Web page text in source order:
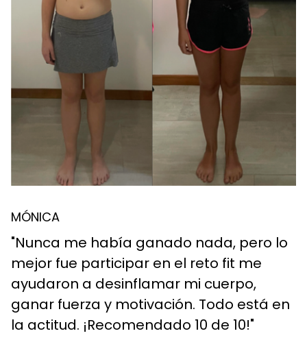
MÓNICA
"Nunca me había ganado nada, pero lo
mejor fue participar en el reto fit me
ayudaron a desinflamar mi cuerpo,
ganar fuerza y motivación. Todo está en
la actitud. ¡Recomendado 10 de 10!"